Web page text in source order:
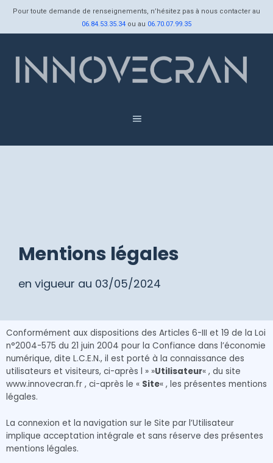
Aller
contenu
Pour toute demande de renseignements, n’hésitez pas à nous contacter au
06.84.53.35.34 ou au 06.70.07.99.35
Menu
Mentions légales
en vigueur au 03/05/2024
Conformément aux dispositions des Articles 6-III et 19 de la Loi
n°2004-575 du 21 juin 2004 pour la Confiance dans l’économie
numérique, dite L.C.E.N., il est porté à la connaissance des
utilisateurs et visiteurs, ci-après l » »Utilisateur« , du site
www.innovecran.fr , ci-après le « Site« , les présentes mentions
légales.
La connexion et la navigation sur le Site par l’Utilisateur
implique acceptation intégrale et sans réserve des présentes
mentions légales.